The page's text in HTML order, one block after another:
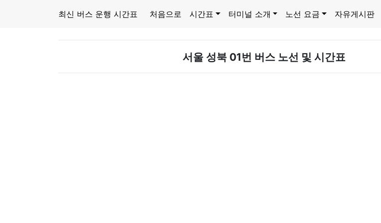
최신 버스 운행 시간표 처음으로 시간표 터미널 소개 노선 요금 자유게시판
서울 성북 01번 버스 노선 및 시간표